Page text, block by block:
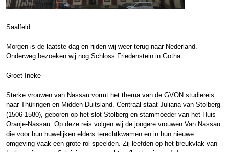
Saalfeld
Morgen is de laatste dag en rijden wij weer terug naar Nederland.
Onderweg bezoeken wij nog Schloss Friedenstein in Gotha.
Groet Ineke
Sterke vrouwen van Nassau vormt het thema van de GVON studiereis
naar Thüringen en Midden-Duitsland. Centraal staat Juliana van Stolberg
(1506-1580), geboren op het slot Stolberg en stammoeder van het Huis
Oranje-Nassau. Op deze reis volgen wij de jongere vrouwen Van Nassau
die voor hun huwelijken elders terechtkwamen en in hun nieuwe
omgeving vaak een grote rol speelden. Zij leefden op het breukvlak van